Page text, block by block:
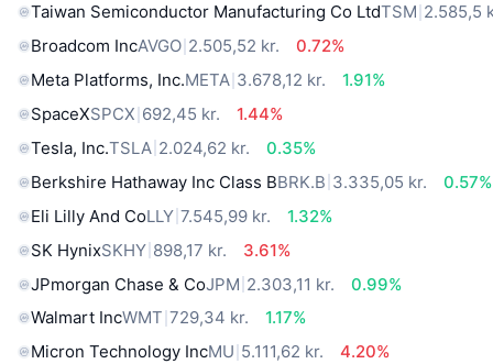
Taiwan Semiconductor Manufacturing Co LtdTSM 2.585,5
Broadcom IncAVGO 2.505,52 kr.
0.72%
Meta Platforms, Inc.META 3.678,12 kr.
1.91%
SpaceXSPCX 692,45 kr.
1.44%
Tesla, Inc.TSLA 2.024,62 kr.
0.35%
Berkshire Hathaway Inc Class BBRK.B 3.335,05 kr.
0.57%
Eli Lilly And CoLLY 7.545,99 kr.
1.32%
SK HynixSKHY 898,17 kr.
3.61%
JPmorgan Chase & CoJPM 2.303,11 kr.
0.99%
Walmart IncWMT 729,34 kr.
1.17%
Micron Technology IncMU 5.111,62 kr. 4.20%